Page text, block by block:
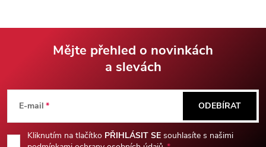
p
Mějte přehled o novinkách
a slevách
E-mail
Kliknutím na tlačítko PŘIHLÁSIT SE souhlasíte s našimi
ODEBÍRAT